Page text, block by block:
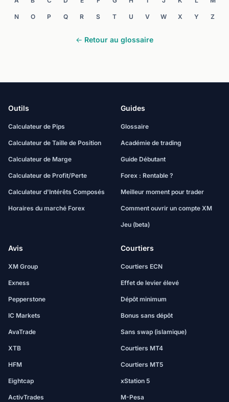
N O P Q R S T U V W X Y Z
← Retour au glossaire
Outils
Calculateur de Pips
Calculateur de Taille de Position
Calculateur de Marge
Calculateur de Profit/Perte
Calculateur d'Intérêts Composés
Horaires du marché Forex
Guides
Glossaire
Académie de trading
Guide Débutant
Forex : Rentable ?
Meilleur moment pour trader
Comment ouvrir un compte XM
Jeu (beta)
Avis
XM Group
Exness
Pepperstone
IC Markets
AvaTrade
XTB
HFM
Eightcap
ActivTrades
Courtiers
Courtiers ECN
Effet de levier élevé
Dépôt minimum
Bonus sans dépôt
Sans swap (islamique)
Courtiers MT4
Courtiers MT5
xStation 5
M-Pesa